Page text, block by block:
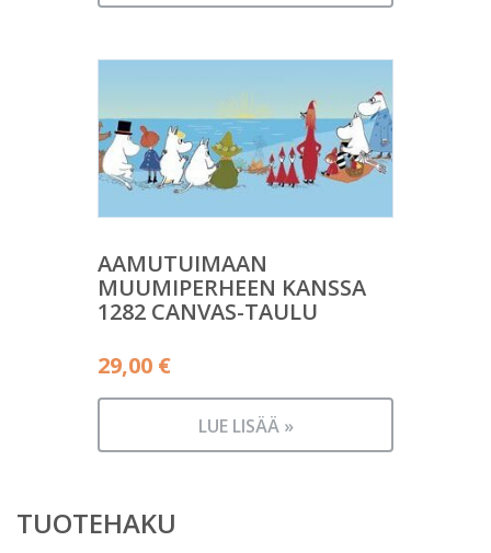
AAMUTUIMAAN
MUUMIPERHEEN KANSSA
1282 CANVAS-TAULU
29,00 €
LUE LISÄÄ »
TUOTEHAKU